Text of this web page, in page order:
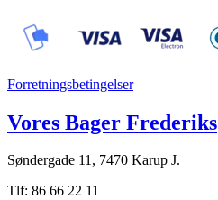
Forretningsbetingelser
Vores Bager Frederiks
Søndergade 11, 7470 Karup J.
Tlf: 86 66 22 11